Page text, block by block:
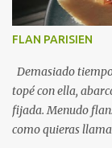
FLAN PARISIEN
Demasiado
topé con ella,
fijada. Menudo
como quieras